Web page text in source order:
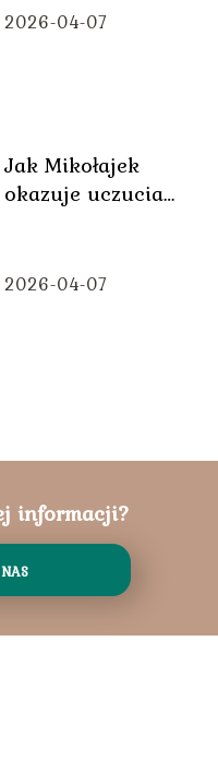
2026-04-07
Jak Mikołajek
okazuje uczucia
2026-04-07
informacji?